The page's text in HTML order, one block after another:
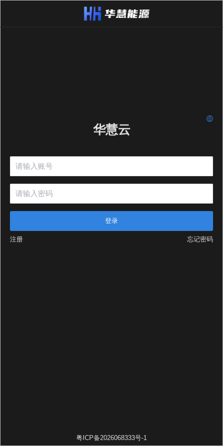
华慧云
登录
注册 忘记密码
粤ICP备2026068333号-1